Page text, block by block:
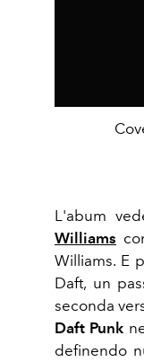
L'abum
Williams
Williams. E
Daft, un
seconda
Daft Punk
definendo